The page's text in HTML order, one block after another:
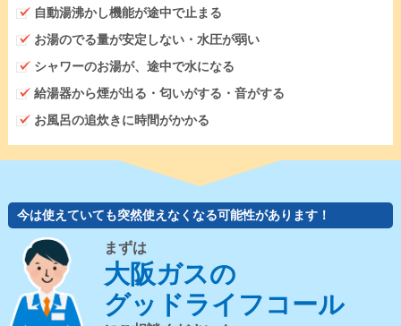
自動湯沸かし機能が途中で止まる
お湯のでる量が安定しない・水圧が弱い
シャワーのお湯が、途中で水になる
給湯器から煙が出る・匂いがする・音がする
お風呂の追炊きに時間がかかる
今は使えていても突然使えなくなる可能性があります！
まずは
大阪ガスの
グッドライフコール